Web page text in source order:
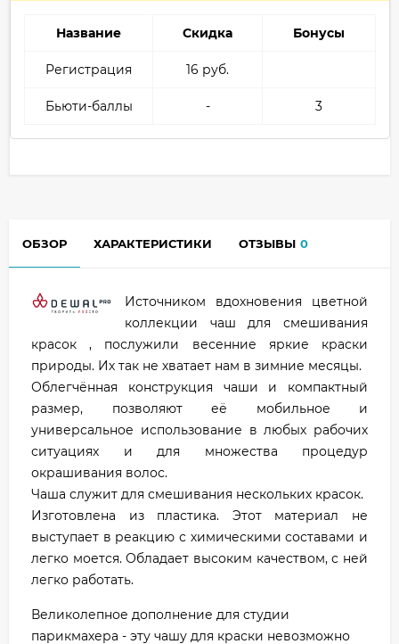
Название Скидка Бонусы
Регистрация 16 руб.
Бьюти-баллы - 3
ОБЗОР ХАРАКТЕРИСТИКИ ОТЗЫВЫ 0
Источником вдохновения цветной
коллекции чаш для смешивания
красок , послужили весенние яркие краски
природы. Их так не хватает нам в зимние месяцы.
Облегчённая конструкция чаши и компактный
размер, позволяют её мобильное и
универсальное использование в любых рабочих
ситуациях и для множества процедур
окрашивания волос.
Чаша служит для смешивания нескольких красок.
Изготовлена из пластика. Этот материал не
выступает в реакцию с химическими составами и
легко моется. Обладает высоким качеством, с ней
легко работать.
Великолепное дополнение для студии
парикмахера - эту чашу для краски невозможно